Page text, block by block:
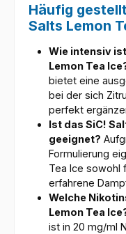
Häufig
Salts Lemon
Wie intensiv
Lemon Tea
bietet eine
bei der sich
perfekt
Ist das SiC!
geeignet?
Formulierung
Tea Ice sowohl
erfahrene
Welche
Lemon Tea
ist in 20 mg/ml